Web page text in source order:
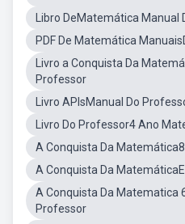
Libro DeMatemática Manual
PDF De Matemática
Livro a Conquista Da
Professor
Livro APIsManual Do
Livro Do Professor4 Ano
A Conquista Da
A Conquista Da
A Conquista Da Matematica
Professor